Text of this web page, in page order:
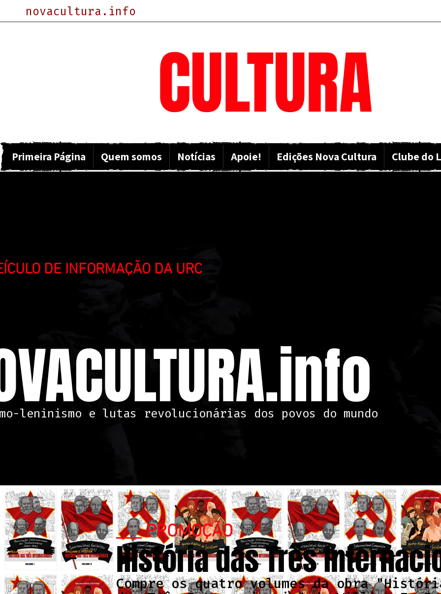
novacultura.info
CULTURA
Primeira Página Quem somos Notícias Apoie! Edições Nova Cultura Clube do
DE INFORMAÇÃO DA URC
leninismo e lutas revolucionárias dos povos do mundo
Compre os quatro volumes da obra
___ PROMOÇÃO
História das Três